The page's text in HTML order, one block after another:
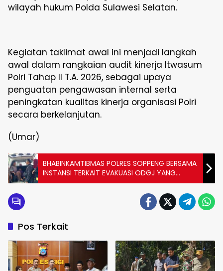
wilayah hukum Polda Sulawesi Selatan.
Kegiatan taklimat awal ini menjadi langkah
awal dalam rangkaian audit kinerja Itwasum
Polri Tahap II T.A. 2026, sebagai upaya
penguatan pengawasan internal serta
peningkatan kualitas kinerja organisasi Polri
secara berkelanjutan.
(Umar)
BHABINKAMTIBMAS POLRES SOPPENG BERSAMA
INSTANSI TERKAIT EVAKUASI ODGJ YANG
MERESAHKAN WARGA
Pos Terkait